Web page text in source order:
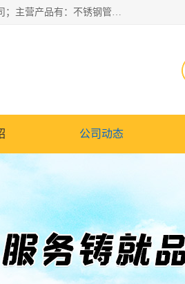
山东华钰金属材料有限公司是一家经营各种不锈钢管材、板材、圆钢、法兰、封头、型材等产品的公司；主营产品有：不锈钢管，激光切割，管件标准件，不锈钢圆钢，不锈钢人孔，不锈钢亮管，不锈钢角钢，不锈钢加工，不锈钢管子，不锈钢工业方管，不锈钢封头，不锈钢法兰，不锈钢阀门，不锈钢槽钢，不锈钢扁钢，不锈钢板等；可为客户制作各种规格的型材及不锈钢配件、非标准件及各种容器具等，能满足客户的不同采购要求。
公司动态